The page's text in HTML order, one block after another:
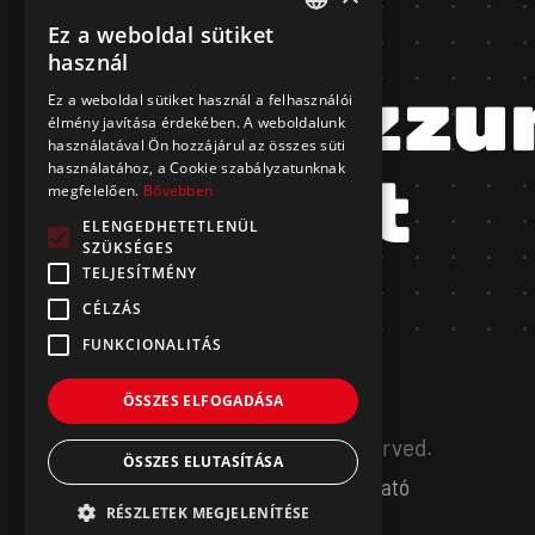
Együtt
©2026.MERAKI.All Rights Reserved.
Impresszum
Adatvédelmi Tájékoztató
Ez a weboldal sütiket
használ
Ez a weboldal sütiket használ a felhasználói
élmény javítása érdekében. A weboldalunk
használatával Ön hozzájárul az összes süti
használatához, a Cookie szabályzatunknak
megfelelően. Bővebben
ELENGEDHETETLENÜL
SZÜKSÉGES
TELJESÍTMÉNY
CÉLZÁS
FUNKCIONALITÁS
ÖSSZES ELFOGADÁSA
ÖSSZES ELUTASÍTÁSA
RÉSZLETEK MEGJELENÍTÉSE